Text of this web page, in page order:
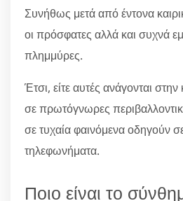
Συνήθως μετά από έντονα
οι πρόσφατες αλλά και συχνά
πλημμύρες.
Έτσι, είτε αυτές ανάγονται στην
σε πρωτόγνωρες
σε τυχαία φαινόμενα οδηγούν
τηλεφωνήματα.
Ποιο είναι το